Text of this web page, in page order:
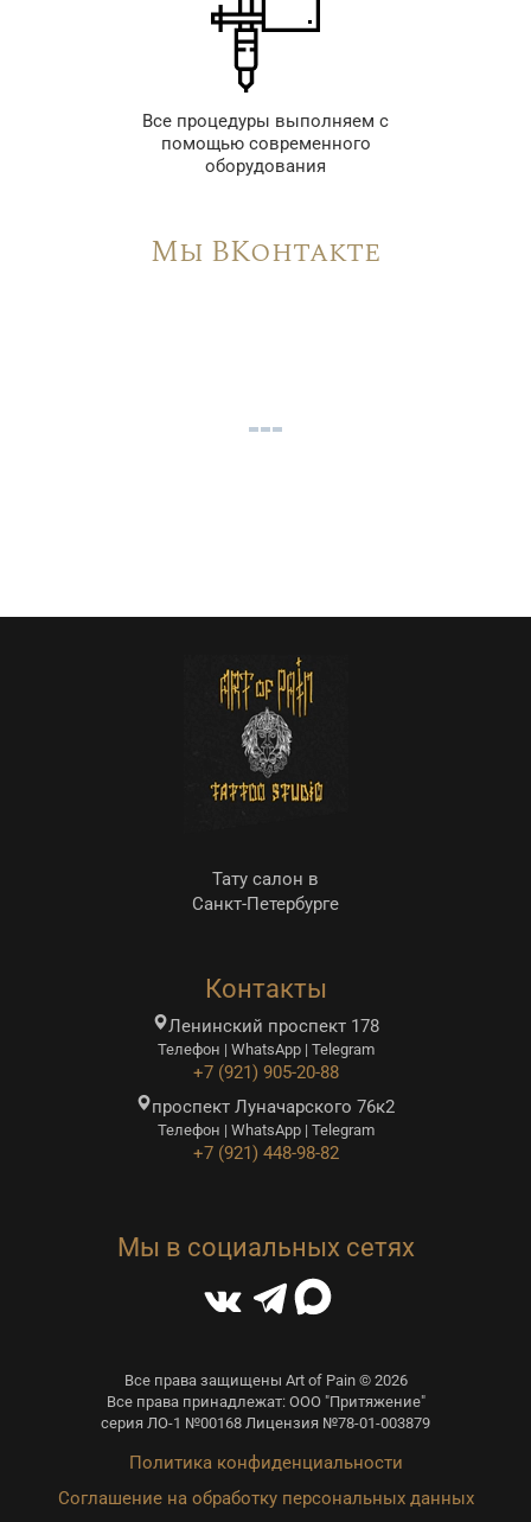
Все процедуры выполняем с
помощью современного
оборудования
Мы ВКонтакте
Тату салон в
Санкт-Петербурге
Контакты
Ленинский проспект 178
Телефон | WhatsApp | Telegram
+7 (921) 905-20-88
проспект Луначарского 76к2
Телефон | WhatsApp | Telegram
+7 (921) 448-98-82
Мы в социальных сетях
Все права защищены Art of Pain © 2026
Все права принадлежат: ООО "Притяжение"
серия ЛО-1 №00168 Лицензия №78-01-003879
Политика конфиденциальности
Соглашение на обработку персональных данных